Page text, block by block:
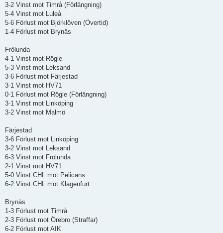
3-2 Vinst mot Timrå (Förlängning)
5-4 Vinst mot Luleå
5-6 Förlust mot Björklöven (Övertid)
1-4 Förlust mot Brynäs
Frölunda
4-1 Vinst mot Rögle
5-3 Vinst mot Leksand
3-6 Förlust mot Färjestad
3-1 Vinst mot HV71
0-1 Förlust mot Rögle (Förlängning)
3-1 Vinst mot Linköping
3-2 Vinst mot Malmö
Färjestad
3-6 Förlust mot Linköping
3-2 Vinst mot Leksand
6-3 Vinst mot Frölunda
2-1 Vinst mot HV71
5-0 Vinst CHL mot Pelicans
6-2 Vinst CHL mot Klagenfurt
Brynäs
1-3 Förlust mot Timrå
2-3 Förlust mot Örebro (Straffar)
6-2 Förlust mot AIK